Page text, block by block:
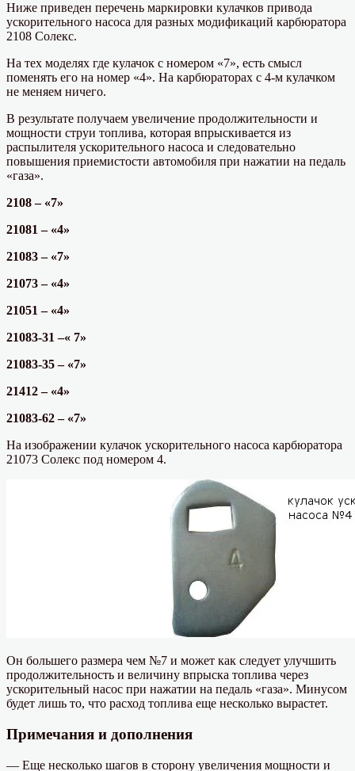
Ниже приведен перечень маркировки кулачков привода
ускорительного насоса для разных модификаций карбюратора
2108 Солекс.
На тех моделях где кулачок с номером «7», есть смысл
поменять его на номер «4». На карбюраторах с 4-м кулачком
не меняем ничего.
В результате получаем увеличение продолжительности и
мощности струи топлива, которая впрыскивается из
распылителя ускорительного насоса и следовательно
повышения приемистости автомобиля при нажатии на педаль
«газа».
2108 – «7»
21081 – «4»
21083 – «7»
21073 – «4»
21051 – «4»
21083-31 –« 7»
21083-35 – «7»
21412 – «4»
21083-62 – «7»
На изображении кулачок ускорительного насоса карбюратора
21073 Солекс под номером 4.
Он большего размера чем №7 и может как следует улучшить
продолжительность и величину впрыска топлива через
ускорительный насос при нажатии на педаль «газа». Минусом
будет лишь то, что расход топлива еще несколько вырастет.
Примечания и дополнения
— Еще несколько шагов в сторону увеличения мощности и